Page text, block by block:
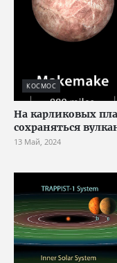
КОСМОС
На карликовых
сохраняться
13 Май, 2024